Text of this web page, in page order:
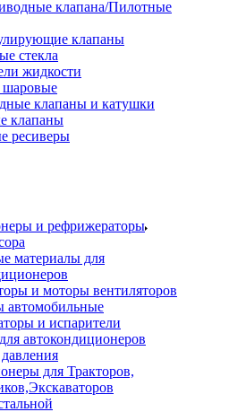
клапана/Пилотные
клапаны
стекла
жидкости
клапаны и катушки
клапаны
ресиверы
и рефрижераторы
материалы для
и моторы вентиляторов
автомобильные
и испарители
автокондиционеров
для Тракторов,